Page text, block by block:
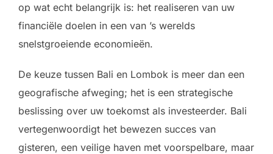
op wat echt belangrijk is: het realiseren van uw
financiële doelen in een van ’s werelds
snelstgroeiende economieën.
De keuze tussen Bali en Lombok is meer dan een
geografische afweging; het is een strategische
beslissing over uw toekomst als investeerder. Bali
vertegenwoordigt het bewezen succes van
gisteren, een veilige haven met voorspelbare, maar